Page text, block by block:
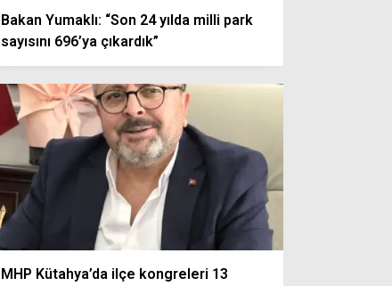
Bakan Yumaklı: “Son 24 yılda milli park
sayısını 696’ya çıkardık”
MHP Kütahya’da ilçe kongreleri 13